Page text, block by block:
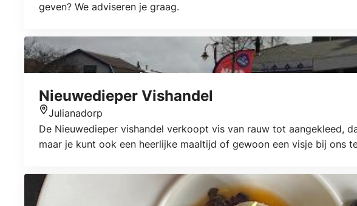
geven? We adviseren je graag.
Nieuwedieper Vishandel
Locatie
Julianadorp
De Nieuwedieper vishandel verkoopt vis van rauw tot aangekleed,
maar je kunt ook een heerlijke maaltijd of gewoon een visje bij ons